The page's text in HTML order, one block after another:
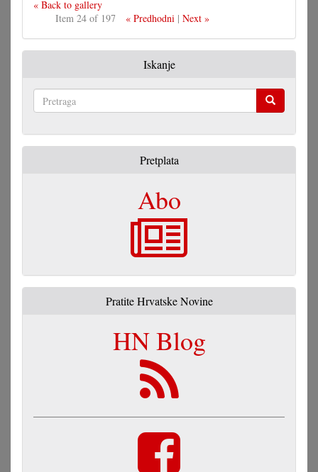
« Back to gallery
Item 24 of 197
« Predhodni| Next »
Iskanje
Pretplata
Abo
Pratite Hrvatske Novine
HN Blog